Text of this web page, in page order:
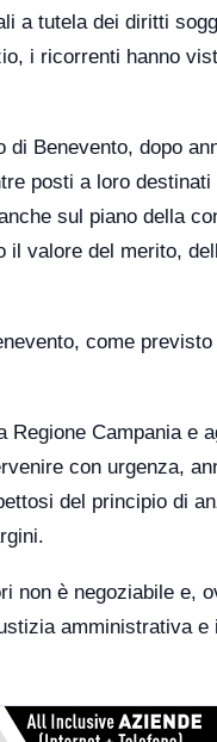
a tutela dei diritti
i ricorrenti hanno
Benevento, dopo
posti a loro
sul piano della
valore del merito,
come
Regione Campania
con urgenza,
del principio di
non è negoziabile
amministrativa